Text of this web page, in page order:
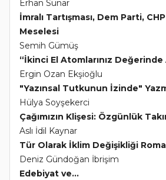
Erhan Sunar
İmralı Tartışması, Dem Parti,
Meselesi
Semih Gümüş
“İkinci El Atomlarınız Değerinde
Ergin Ozan Ekşioğlu
"Yazınsal Tutkunun İzinde"
Hülya Soyşekerci
Çağımızın Klişesi: Özgünlük
Aslı İdil Kaynar
Tür Olarak İklim Değişikliği
Deniz Gündoğan İbrişim
Edebiyat ve...